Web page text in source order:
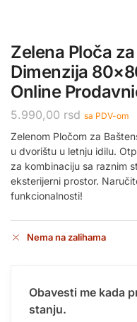
Zelena Ploča
Dimenzija
Online
5.990,00 rsd sa PDV-om
Zelenom Pločom za
u dvorištu u letnju idilu.
za kombinaciju sa raznim
eksterijerni prostor.
funkcionalnosti!
Nema na zalihama
Obavesti me kada
stanju.